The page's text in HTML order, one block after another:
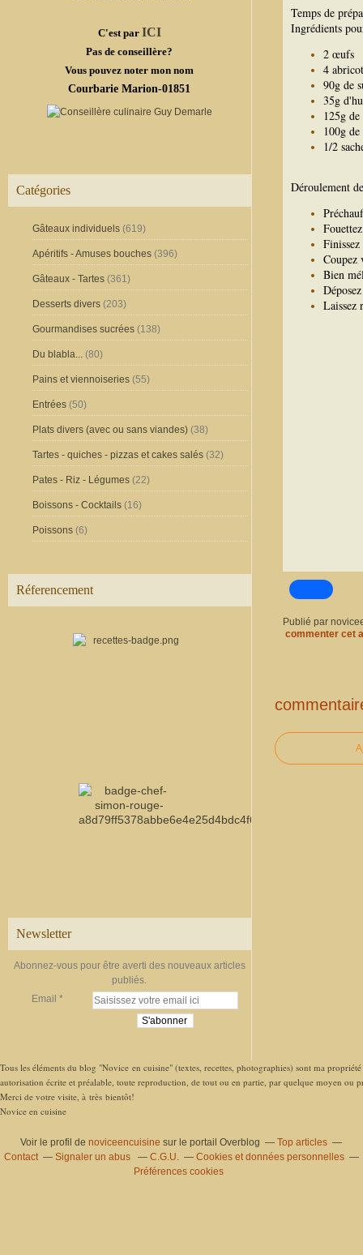
C'est par ICI
Pas de conseillère?
Vous pouvez noter mon nom
Courbarie Marion-01851
Catégories
Gâteaux individuels (619)
Apéritifs - Amuses bouches (396)
Gâteaux - Tartes (361)
Desserts divers (203)
Gourmandises sucrées (138)
Du blabla... (80)
Pains et viennoiseries (55)
Entrées (50)
Plats divers (avec ou sans viandes) (38)
Tartes - quiches - pizzas et cakes salés (32)
Pates - Riz - Légumes (22)
Boissons - Cocktails (16)
Poissons (6)
Réferencement
Newsletter
Abonnez-vous pour être averti des nouveaux articles
publiés.
Email
Temps de
Ingrédients
2 œufs
4
90g de
35g
125g
100g
1/2
Déroulement
Coupez
Bien
Laissez
Publié par
commenter cet
Tous les éléments du blog "Novice en cuisine" (textes, recettes, photographies) sont ma
autorisation écrite et préalable, toute reproduction, de tout ou en partie, par quelque moyen ou
Merci de votre visite, à très bientôt!
Novice en cuisine
Voir le profil denoviceencuisine sur le portail Overblog
Top articles
Contact
Signaler un abus C.G.U.
Cookies et données personnelles
Préférences cookies